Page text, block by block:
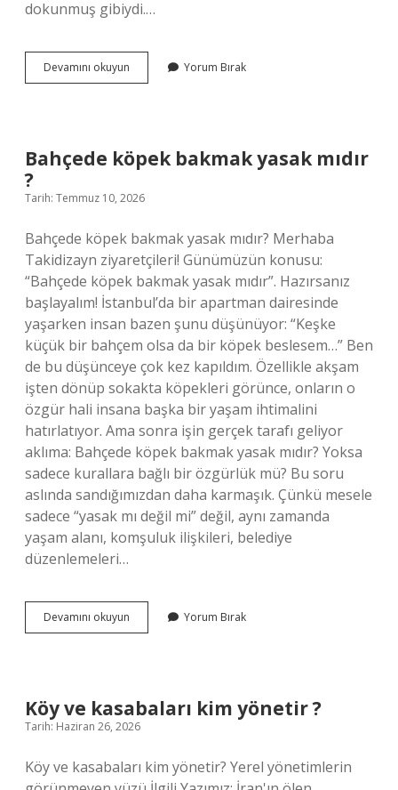
dokunmuş gibiydi.…
Devamını okuyun
çeşit
Yorum Bırak
Bahçede köpek bakmak yasak mıdır
?
Tarih: Temmuz 10, 2026
Bahçede köpek bakmak yasak mıdır? Merhaba
Takidizayn ziyaretçileri! Günümüzün konusu:
“Bahçede köpek bakmak yasak mıdır”. Hazırsanız
başlayalım! İstanbul’da bir apartman dairesinde
yaşarken insan bazen şunu düşünüyor: “Keşke
küçük bir bahçem olsa da bir köpek beslesem…” Ben
de bu düşünceye çok kez kapıldım. Özellikle akşam
işten dönüp sokakta köpekleri görünce, onların o
özgür hali insana başka bir yaşam ihtimalini
hatırlatıyor. Ama sonra işin gerçek tarafı geliyor
aklıma: Bahçede köpek bakmak yasak mıdır? Yoksa
sadece kurallara bağlı bir özgürlük mü? Bu soru
aslında sandığımızdan daha karmaşık. Çünkü mesele
sadece “yasak mı değil mi” değil, aynı zamanda
yaşam alanı, komşuluk ilişkileri, belediye
düzenlemeleri…
Devamını okuyun Bahçede
köpek
Yorum Bırak
Köy ve kasabaları kim yönetir ?
Tarih: Haziran 26, 2026
Köy ve kasabaları kim yönetir? Yerel yönetimlerin